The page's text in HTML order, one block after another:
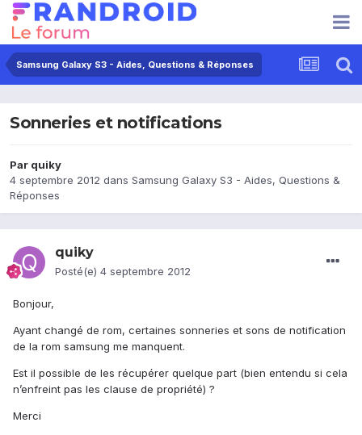
Samsung Galaxy S3 - Aides, Questions & Réponses
Sonneries et notifications
Par quiky
4 septembre 2012 dans Samsung Galaxy S3 - Aides, Questions &
Réponses
quiky
Posté(e) 4 septembre 2012
Bonjour,
Ayant changé de rom, certaines sonneries et sons de notification
de la rom samsung me manquent.
Est il possible de les récupérer quelque part (bien entendu si cela
n’enfreint pas les clause de propriété) ?
Merci